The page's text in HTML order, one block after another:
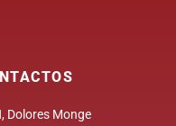
Dolores Monge